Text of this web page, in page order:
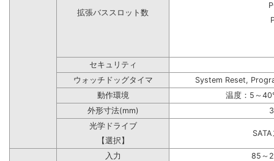
拡張バススロット数
セキュリティ
ウォッチドッグタイマ
System Reset,
動作環境
温度：5～
外形寸法(mm)
光学ドライブ
【選択】
入力 85～